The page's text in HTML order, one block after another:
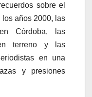
sobre el
años 2000, las
Córdoba, las
terreno y las
en una
y presiones